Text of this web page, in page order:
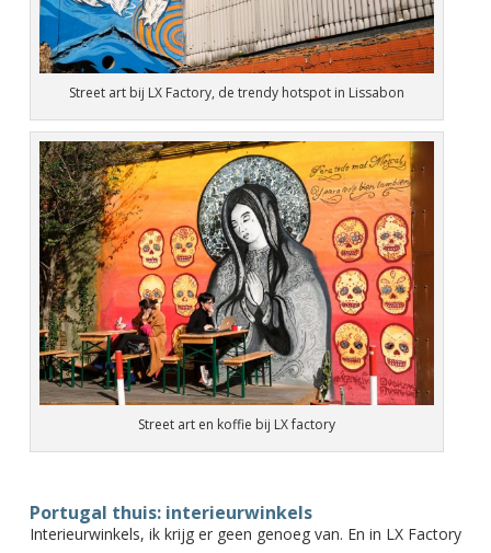
Street art bij LX Factory, de trendy hotspot in Lissabon
Street art en koffie bij LX factory
Portugal thuis: interieurwinkels
Interieurwinkels, ik krijg er geen genoeg van. En in LX Factory